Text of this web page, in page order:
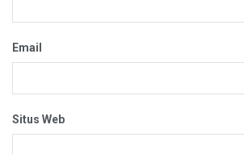
Email
Situs Web